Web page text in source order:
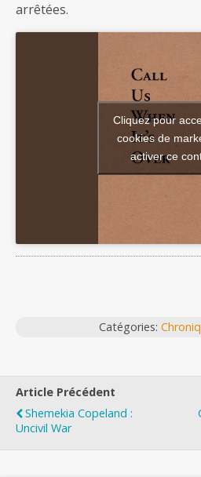
arrêtées.
Cliquez pour
cookies de
activer ce
Catégories:
Article Précédent
Shemekia Copeland :
Uncivil War